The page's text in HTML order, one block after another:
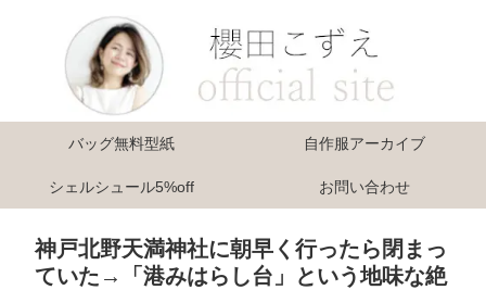
バッグ無料型紙 自作服アーカイブ
シェルシュール5%off お問い合わせ
神戸北野天満神社に朝早く行ったら閉まっ
ていた→「港みはらし台」という地味な絶